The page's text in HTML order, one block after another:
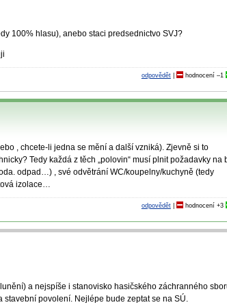
100% hlasu), anebo staci predsednictvo SVJ?
odpovědět| hodnocení –1
, chcete-li jedna se mění a další vzniká). Zjevně si to
Tedy každá z těch „polovin“ musí plnit požadavky na
odpad…) , své odvětrání WC/koupelny/kuchyně (tedy
izolace…
odpovědět| hodnocení +3
a nejspíše i stanovisko hasičského záchranného
stavební povolení. Nejlépe bude zeptat se na SÚ.